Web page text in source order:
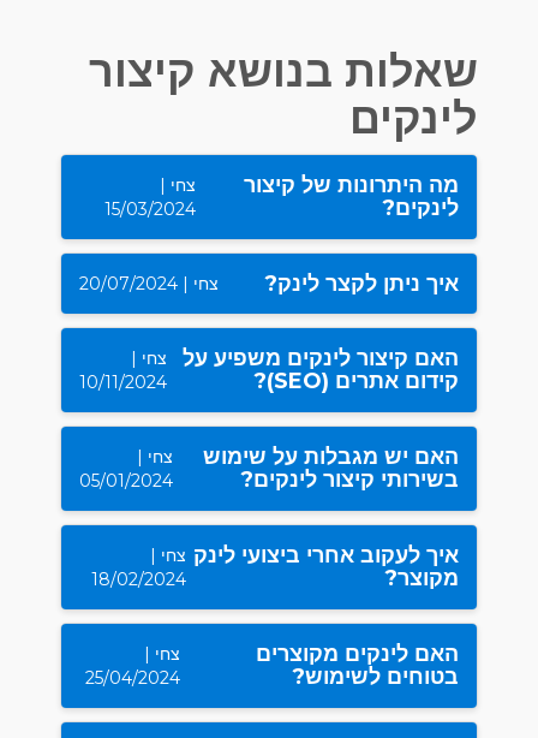
שאלות בנושא קיצור
לינקים
מה היתרונות של קיצור
לינקים?
צחי |
15/03/2024
איך ניתן לקצר לינק? צחי | 20/07/2024
האם קיצור לינקים משפיע על
קידום אתרים (SEO)?
צחי |
10/11/2024
האם יש מגבלות על שימוש
בשירותי קיצור לינקים?
צחי |
05/01/2024
איך לעקוב אחרי ביצועי לינק
מקוצר?
צחי |
18/02/2024
האם לינקים מקוצרים
בטוחים לשימוש?
צחי |
25/04/2024